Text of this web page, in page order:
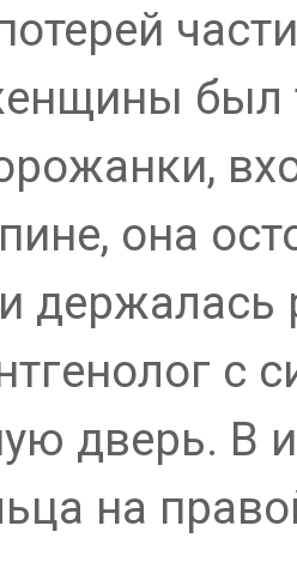
был
она
держалась
с
дверь. В
на